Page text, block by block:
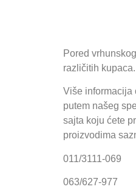
Pored
različitih kupaca.
Više informacija
putem našeg
sajta koju ćete
proizvodima
011/3111-069
063/627-977